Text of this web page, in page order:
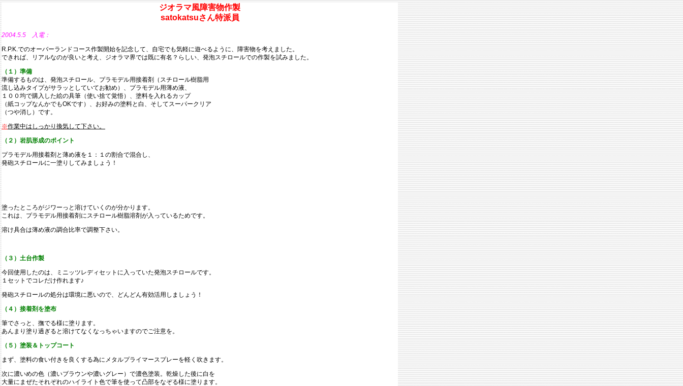
ジオラマ風障害物作製
satokatsuさん特派員
2004.5.5 入電：
R.P.K.でのオーバーランドコース作製開始を記念して、自宅でも気軽に遊べるように、障害物を考えました。
できれば、リアルなのが良いと考え、ジオラマ界では既に有名？らしい、発泡スチロールでの作製を試みました。
（１）準備
準備するものは、発泡スチロール、プラモデル用接着剤（スチロール樹脂用
流し込みタイプがサラッとしていてお勧め）、プラモデル用薄め液、
１００均で購入した絵の具筆（使い捨て覚悟）、塗料を入れるカップ
（紙コップなんかでもOKです）、お好みの塗料と白、そしてスーパークリア
（つや消し）です。
※作業中はしっかり換気して下さい。
（２）岩肌形成のポイント
プラモデル用接着剤と薄め液を１：１の割合で混合し、
発砲スチロールに一塗りしてみましょう！
塗ったところがジワーっと溶けていくのが分かります。
これは、プラモデル用接着剤にスチロール樹脂溶剤が入っているためです。
溶け具合は薄め液の調合比率で調整下さい。
（３）土台作製
今回使用したのは、ミニッツレディセットに入っていた発泡スチロールです。
１セットでコレだけ作れます♪
発砲スチロールの処分は環境に悪いので、どんどん有効活用しましょう！
（４）接着剤を塗布
筆でさっと、撫でる様に塗ります。
あんまり塗り過ぎると溶けてなくなっちゃいますのでご注意を。
（５）塗装＆トップコート
まず、塗料の食い付きを良くする為にメタルプライマースプレーを軽く吹きます。
次に濃いめの色（濃いブラウンや濃いグレー）で濃色塗装。乾燥した後に白を
大量にまぜたそれぞれのハイライト色で筆を使って凸部をなぞる様に塗ります。